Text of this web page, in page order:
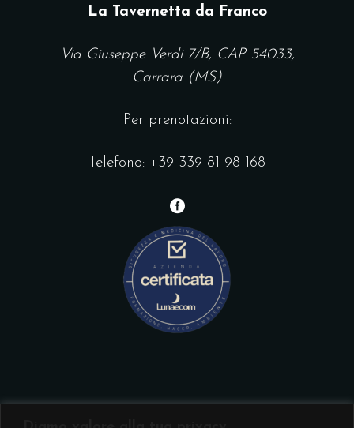
La Tavernetta da Franco
Via Giuseppe Verdi 7/B, CAP 54033,
Carrara (MS)
Per prenotazioni:
Telefono: +39 339 81 98 168